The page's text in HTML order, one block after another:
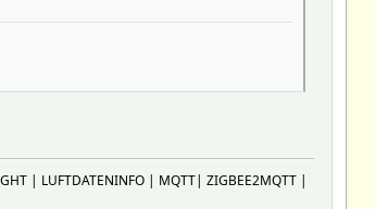
| LUFTDATENINFO | MQTT| ZIGBEE2MQTT |